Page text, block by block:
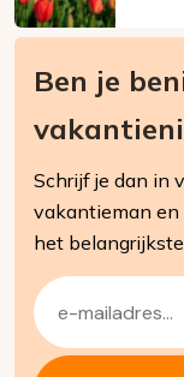
Ben je
Schrijf je dan in
vakantieman
het
E-
mailadres
(Vereist)